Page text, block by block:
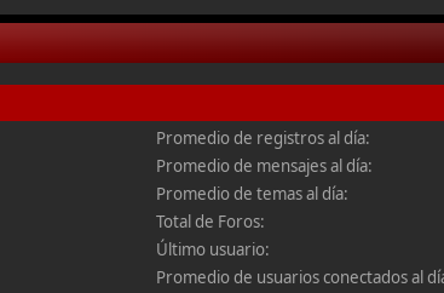
Promedio de registros al día:
Promedio de mensajes al día:
Promedio de temas al día:
Total de Foros:
Último usuario:
Promedio de usuarios conectados al